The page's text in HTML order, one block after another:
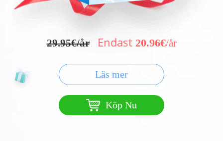
29.95€/år Endast 20.96€/år
Läs mer
Köp Nu